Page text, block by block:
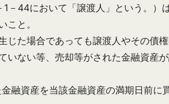
44において「譲渡人」という。）
こと。
た場合であっても譲渡人やその債
いない等、売却等がされた金融資産
融資産を当該金融資産の満期日前に